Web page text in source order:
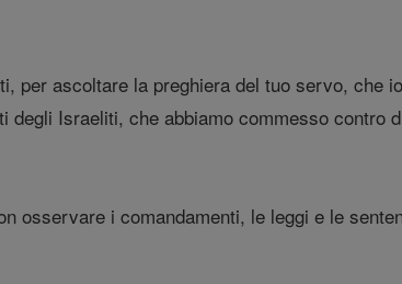
per ascoltare la preghiera del tuo servo, che
Israeliti, che abbiamo commesso contro
osservare i comandamenti, le leggi e le